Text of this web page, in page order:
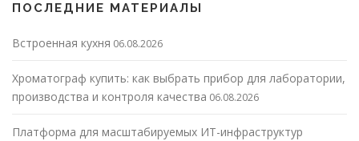
ПОСЛЕДНИЕ МАТЕРИАЛЫ
Встроенная кухня 06.08.2026
Хроматограф купить: как выбрать прибор для лаборатории,
производства и контроля качества 06.08.2026
Платформа для масштабируемых ИТ-инфраструктур